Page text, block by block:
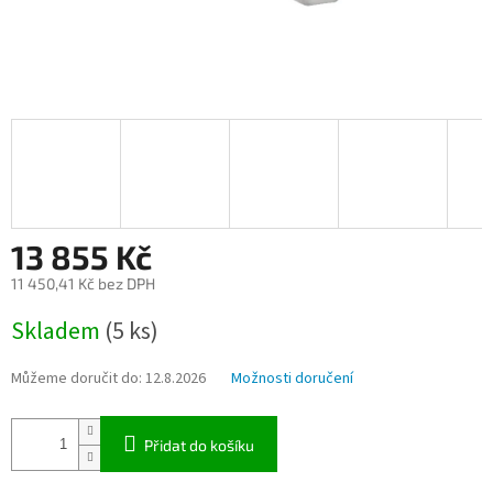
13 855 Kč
11 450,41 Kč bez DPH
cena:
Skladem (5 ks)
Můžeme doručit do: 12.8.2026 Možnosti doručení
Přidat do košíku